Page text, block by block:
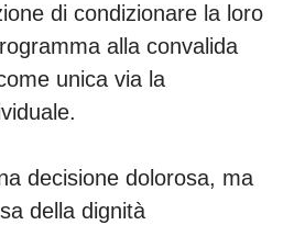
di condizionare la loro
alla convalida
unica via la
decisione dolorosa, ma
della dignità